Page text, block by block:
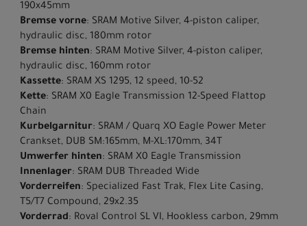
190x45mm
Bremse vorne: SRAM Motive Silver, 4-piston caliper,
hydraulic disc, 180mm rotor
Bremse hinten: SRAM Motive Silver, 4-piston caliper,
hydraulic disc, 160mm rotor
Kassette: SRAM XS 1295, 12 speed, 10-52
Kette: SRAM X0 Eagle Transmission 12-Speed Flattop
Chain
Kurbelgarnitur: SRAM / Quarq XO Eagle Power Meter
Crankset, DUB SM:165mm, M-XL:170mm, 34T
Umwerfer hinten: SRAM X0 Eagle Transmission
Innenlager: SRAM DUB Threaded Wide
Vorderreifen: Specialized Fast Trak, Flex Lite Casing,
T5/T7 Compound, 29x2.35
Vorderrad: Roval Control SL VI, Hookless carbon, 29mm